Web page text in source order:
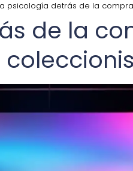
psicología detrás de la
de la